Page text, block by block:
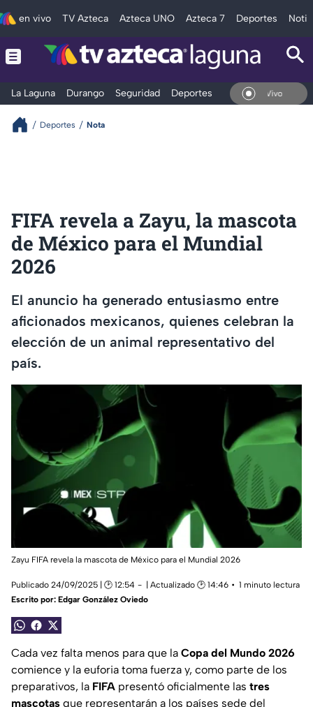
en vivo TV Azteca Azteca UNO Azteca 7 Deportes
La Laguna Durango Seguridad Deportes Entretenimiento
En Vivo
Deportes Nota
FIFA revela a Zayu, la mascota
de México para el Mundial
2026
El anuncio ha generado entusiasmo entre
aficionados mexicanos, quienes celebran la
elección de un animal representativo del
país.
Zayu FIFA revela la mascota de México para el Mundial 2026
Publicado 24/09/2025 | 🕑 12:54 | Actualizado 🕑 14:46
1 minuto lectura
Escrito por: Edgar González Oviedo
Cada vez falta menos para que la Copa del Mundo 2026
comience y la euforia toma fuerza y, como parte de los
preparativos, la FIFA presentó oficialmente las tres
mascotas que representarán a los países sede del